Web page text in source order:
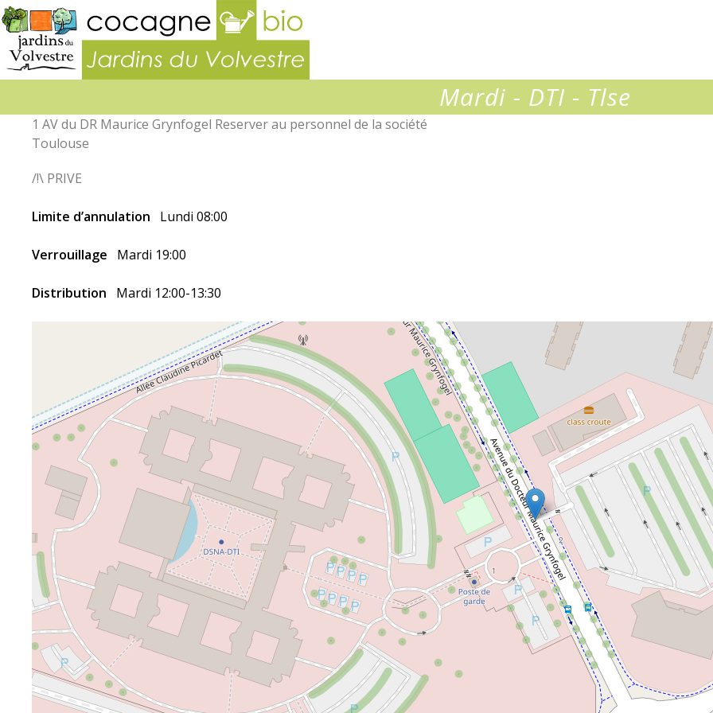
Mardi - DTI - Tlse
1 AV du DR Maurice Grynfogel Reserver au personnel de la société
Toulouse
/!\ PRIVE
Limite d’annulation Lundi 08:00
Verrouillage Mardi 19:00
Distribution Mardi 12:00-13:30